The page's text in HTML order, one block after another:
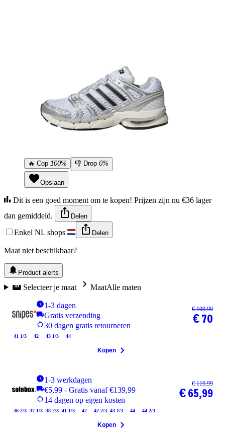
🔥 Cop 100% 👎 Drop 0%
Opslaan
Dit is een goed moment om te kopen! Prijzen zijn nu €36 lager
dan gemiddeld.
Delen
Enkel NL shops Delen
Maat niet beschikbaar?
Product alerts
Selecteer je maat MaatAlle maten
1-3 dagen
Gratis verzending
30 dagen gratis retourneren
41 1/3 42 43 1/3 44
€ 109,99
€ 70
Kopen
1-3 werkdagen
€5,99 - Gratis vanaf €139,99
14 dagen op eigen kosten
36 2/3 37 1/3 38 2/3 41 1/3 42 42 2/3 43 1/3 44 44 2/3
€ 119,99
€ 65,99
Kopen